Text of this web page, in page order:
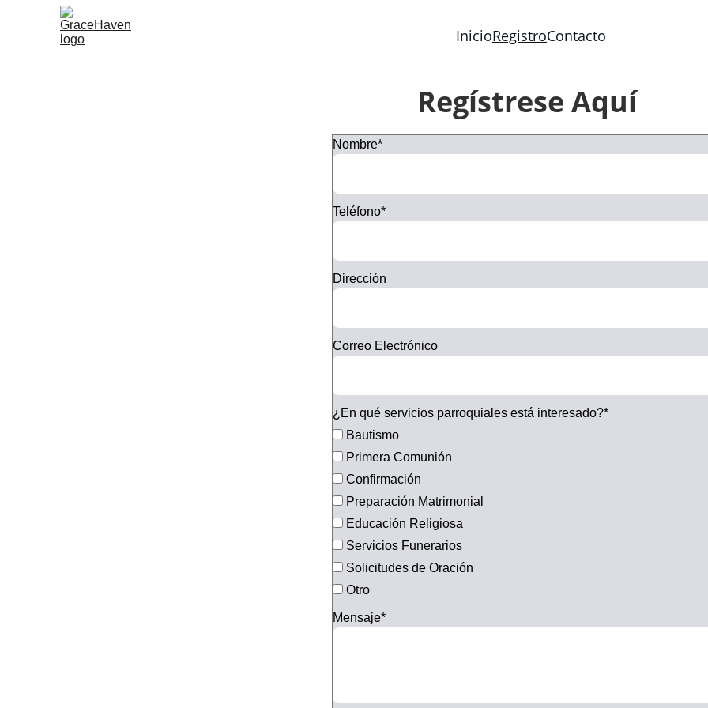
InicioRegistroContacto
Regístrese Aquí
Nombre*
Teléfono*
Dirección
Correo Electrónico
¿En qué servicios parroquiales está interesado?*
Bautismo
Primera Comunión
Confirmación
Preparación Matrimonial
Educación Religiosa
Servicios Funerarios
Solicitudes de Oración
Otro
Mensaje*